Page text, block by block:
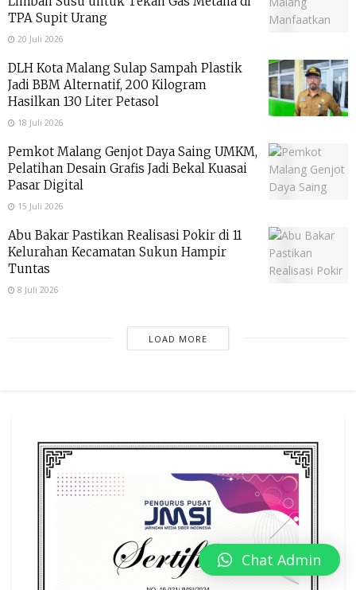
TPA Supit Urang
20 Juli 2026
DLH Kota Malang Sulap Sampah Plastik
Jadi BBM Alternatif, 200 Kilogram
Hasilkan 130 Liter Petasol
18 Juli 2026
Pemkot Malang Genjot Daya Saing UMKM,
Pelatihan Desain Grafis Jadi Bekal Kuasai
Pasar Digital
15 Juli 2026
Abu Bakar Pastikan Realisasi Pokir di 11
Kelurahan Kecamatan Sukun Hampir
Tuntas
8 Juli 2026
LOAD MORE
Chat Admin